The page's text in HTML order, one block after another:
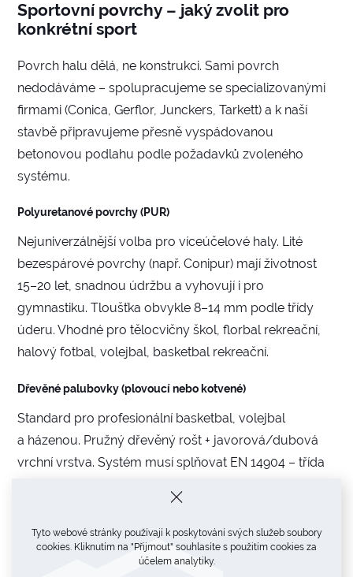
Tyto webové stránky používají k poskytování svých služeb soubory
cookies. Kliknutím na "Přijmout" souhlasíte s použitím cookies za
účelem analytiky.
Sportovní povrchy – jaký zvolit pro
konkrétní sport
Povrch halu dělá, ne konstrukci. Sami povrch
nedodáváme – spolupracujeme se specializovanými
firmami (Conica, Gerflor, Junckers, Tarkett) a k naší
stavbě připravujeme přesně vyspádovanou
betonovou podlahu podle požadavků zvoleného
systému.
Polyuretanové povrchy (PUR)
Nejuniverzálnější volba pro víceúčelové haly. Lité
bezespárové povrchy (např. Conipur) mají životnost
15–20 let, snadnou údržbu a vyhovují i pro
gymnastiku. Tloušťka obvykle 8–14 mm podle třídy
úderu. Vhodné pro tělocvičny škol, florbal rekreační,
halový fotbal, volejbal, basketbal rekreační.
Dřevěné palubovky (plovoucí nebo kotvené)
Standard pro profesionální basketbal, volejbal
a házenou. Pružný dřevěný rošt + javorová/dubová
vrchní vrstva. Systém musí splňovat EN 14904 – třída
sportu. U multifunkčních arén preferujeme
demontovatelné systémy (Junckers Unobat, Gerflor
Taraflex Board).